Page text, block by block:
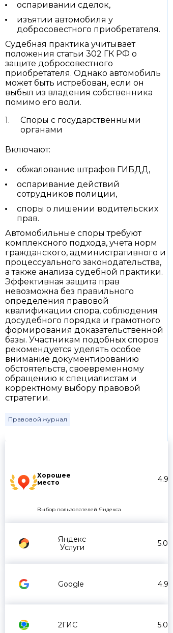
Хорошее
место
4.9
Выбор пользователей Яндекса
Яндекс
Услуги
5.0
Google 4.9
2ГИС 5.0
оспаривании сделок,
изъятии автомобиля у
добросовестного приобретателя.
Судебная практика учитывает
положения статьи 302 ГК РФ о
защите добросовестного
приобретателя. Однако автомобиль
может быть истребован, если он
выбыл из владения собственника
помимо его воли.
Споры с государственными
органами
Включают:
обжалование штрафов ГИБДД,
оспаривание действий
сотрудников полиции,
споры о лишении водительских
прав.
Автомобильные споры требуют
комплексного подхода, учета норм
гражданского, административного и
процессуального законодательства,
а также анализа судебной практики.
Эффективная защита прав
невозможна без правильного
определения правовой
квалификации спора, соблюдения
досудебного порядка и грамотного
формирования доказательственной
базы. Участникам подобных споров
рекомендуется уделять особое
внимание документированию
обстоятельств, своевременному
обращению к специалистам и
корректному выбору правовой
стратегии.
Правовой журнал